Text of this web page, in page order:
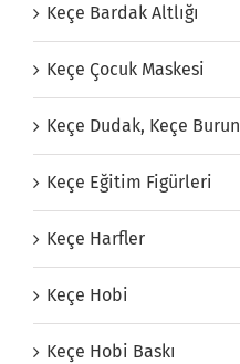
Keçe Bardak Altlığı
Keçe Çocuk Maskesi
Keçe Dudak, Keçe Burun
Keçe Eğitim Figürleri
Keçe Harfler
Keçe Hobi
Keçe Hobi Baskı